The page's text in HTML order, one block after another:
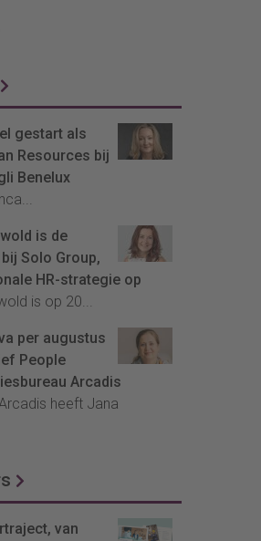
gestart als
Resources bij
Benelux
is de
Solo Group,
HR-strategie op
is op 20...
per augustus
People
Arcadis
heeft Jana
van